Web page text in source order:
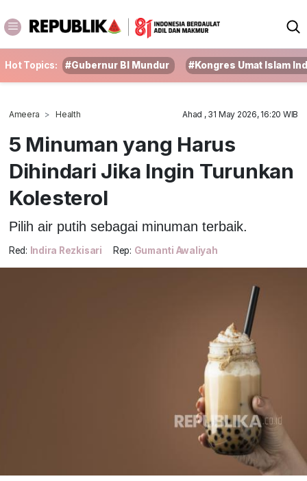
Hot Topics: #Gubernur BI Mundur #Kongres Umat Islam
Ameera Health Ahad , 31 May 2026, 16:20 WIB
5 Minuman yang Harus
Dihindari Jika Ingin Turunkan
Kolesterol
Pilih air putih sebagai minuman terbaik.
Red: Indira Rezkisari Rep: Gumanti Awaliyah